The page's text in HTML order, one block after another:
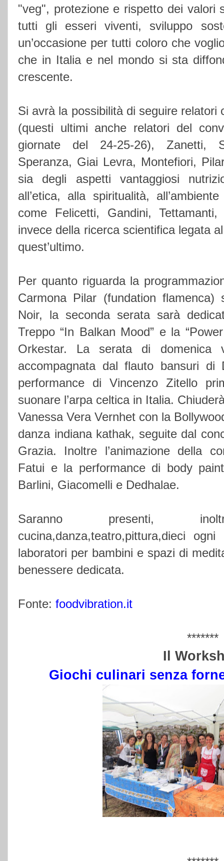
"veg", protezione e rispetto dei valori
tutti gli esseri viventi, sviluppo
un’occasione per tutti coloro che
che in Italia e nel mondo si sta
crescente.
Si avrà la possibilità di seguire
(questi ultimi anche relatori del
giornate del 24-25-26), Zanetti,
Speranza, Giai Levra, Montefiori,
sia degli aspetti vantaggiosi
all’etica, alla spiritualità,
come Felicetti, Gandini,
invece della ricerca scientifica legata
quest’ultimo.
Per quanto riguarda la
Carmona Pilar (fundation
Noir, la seconda serata sarà
Treppo “In Balkan Mood” e la
Orkestar. La serata di domenica
accompagnata dal flauto bansuri di
performance di Vincenzo Zitello
suonare l’arpa celtica in Italia.
Vanessa Vera Vernhet con la
danza indiana kathak, seguite dal
Grazia. Inoltre l’animazione della
Fatui e la performance di body
Barlini, Giacomelli e Dedhalae.
Saranno presenti,
cucina,danza,teatro,pittura,dieci
laboratori per bambini e spazi di
benessere dedicata.
Fonte: foodvibration.it
*******
Il
Giochi culinari senza